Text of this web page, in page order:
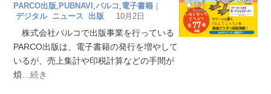
PARCO出版 PUBNAVI ,パルコ 電子書籍 ｜
デジタル ニュース 出版 10月2日
株式会社パルコで出版事業を行っている
PARCO出版は、電子書籍の発行を増やして
いるが、売上集計や印税計算などの手間が
煩 …続き